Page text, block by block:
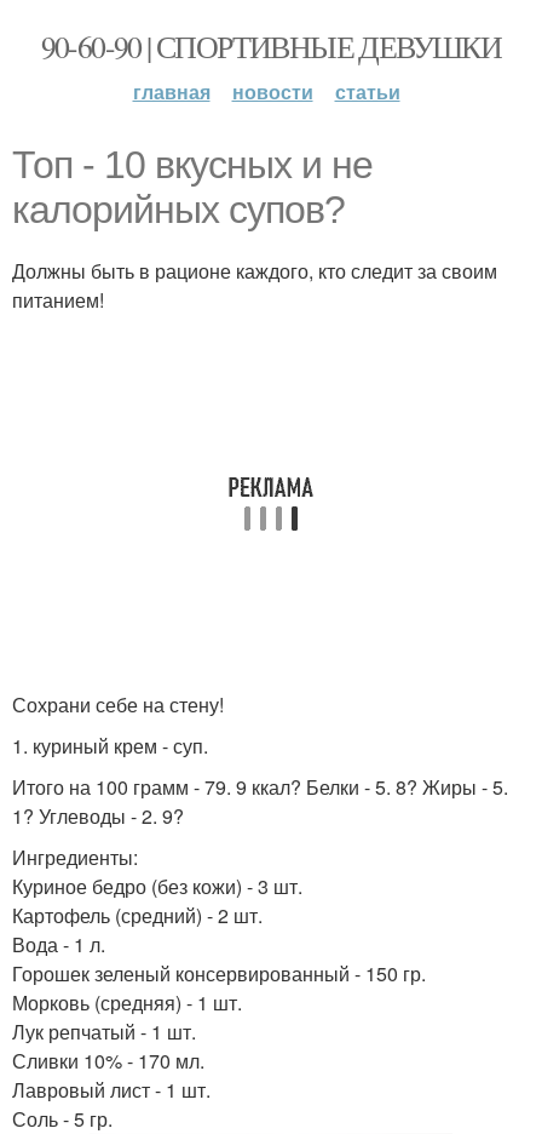
90-60-90 | СПОРТИВНЫЕ ДЕВУШКИ
главная новости статьи
Топ - 10 вкусных и не
калорийных супов?
Должны быть в рационе каждого, кто следит за своим
питанием!
Сохрани себе на стену!
1. куриный крем - суп.
Итого на 100 грамм - 79. 9 ккал? Белки - 5. 8? Жиры - 5.
1? Углеводы - 2. 9?
Ингредиенты:
Куриное бедро (без кожи) - 3 шт.
Картофель (средний) - 2 шт.
Вода - 1 л.
Горошек зеленый консервированный - 150 гр.
Морковь (средняя) - 1 шт.
Лук репчатый - 1 шт.
Сливки 10% - 170 мл.
Лавровый лист - 1 шт.
Соль - 5 гр.